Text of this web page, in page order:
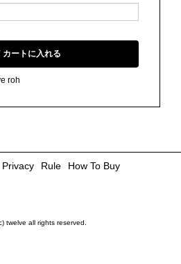
カートに入れる
roh
Privacy Rule How To Buy
twelve all rights reserved.